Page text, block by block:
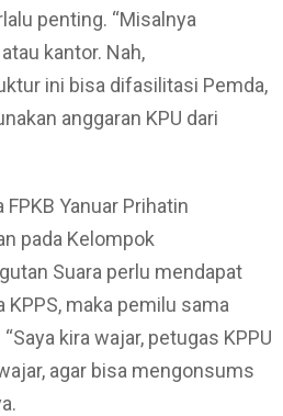
penting. “Misalnya
kantor. Nah,
ini bisa difasilitasi Pemda,
anggaran KPU dari
Yanuar Prihatin
pada Kelompok
Suara perlu mendapat
KPPS, maka pemilu sama
kira wajar, petugas KPPU
agar bisa mengonsums